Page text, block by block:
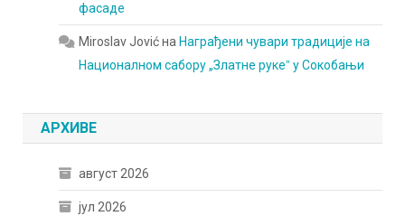
фасаде
Miroslav Jovićна Награђени чувари традиције на
Националном сабору „Златне рукеˮ у Сокобањи
АРХИВЕ
август 2026
јул 2026